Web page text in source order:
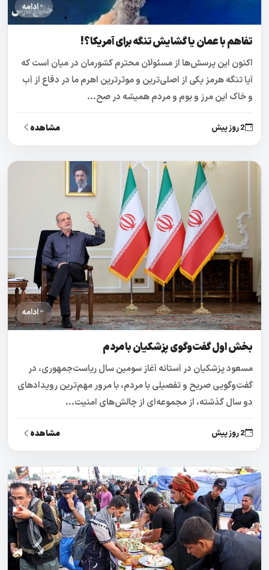
ادامه
تفاهم با عمان یا گشایش تنگه برای آمریکا؟!
اکنون این پرسش‌ها از مسئولان محترم کشورمان در میان است که
آیا تنگه هرمز یکی از اصلی‌ترین و موثرترین اهرم ما در دفاع از آب
و خاک این مرز و بوم و مردم همیشه در صح...
2 روز پیش مشاهده
ادامه
بخش اول گفت‌و‌گوی پزشکیان با مردم
مسعود پزشکیان در آستانه آغاز سومین سال ریاست‌جمهوری، در
گفت‌وگویی صریح و تفصیلی با مردم، با مرور مهم‌ترین رویدادهای
دو سال گذشته، از مجموعه‌ای از چالش‌های امنیت...
2 روز پیش مشاهده